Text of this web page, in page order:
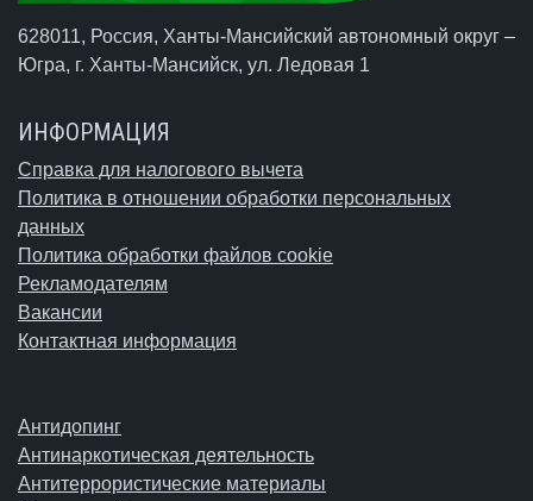
628011, Россия, Ханты-Мансийский автономный округ –
Югра, г. Ханты-Мансийск, ул. Ледовая 1
ИНФОРМАЦИЯ
Справка для налогового вычета
Политика в отношении обработки персональных
данных
Политика обработки файлов cookie
Рекламодателям
Вакансии
Контактная информация
Антидопинг
Антинаркотическая деятельность
Антитеррористические материалы